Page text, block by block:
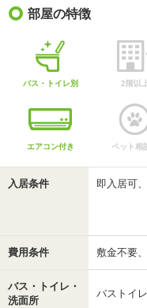
部屋の特徴
バス・トイレ別 2階以
エアコン付き ペット相
入居条件 即入居可
費用条件 敷金不要
バス・トイレ・
洗面所
バストイ